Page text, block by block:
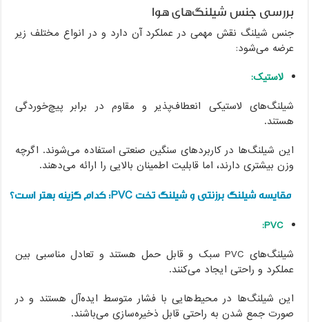
بررسی جنس شیلنگ‌های هوا
جنس شیلنگ نقش مهمی در عملکرد آن دارد و در انواع مختلف زیر
عرضه می‌شود:
لاستیک:
شیلنگ‌های لاستیکی انعطاف‌پذیر و مقاوم در برابر پیچ‌خوردگی
هستند.
این شیلنگ‌ها در کاربردهای سنگین صنعتی استفاده می‌شوند. اگرچه
وزن بیشتری دارند، اما قابلیت اطمینان بالایی را ارائه می‌دهند.
مقایسه شیلنگ برزنتی و شیلنگ تخت PVC: کدام گزینه بهتر است؟
PVC:
شیلنگ‌های PVC سبک و قابل حمل هستند و تعادل مناسبی بین
عملکرد و راحتی ایجاد می‌کنند.
این شیلنگ‌ها در محیط‌هایی با فشار متوسط ایده‌آل هستند و در
صورت جمع شدن به راحتی قابل ذخیره‌سازی می‌باشند.